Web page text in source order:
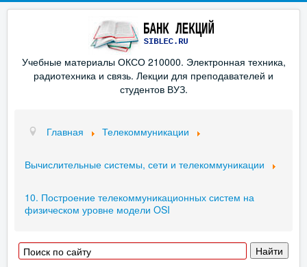
Учебные материалы ОКСО 210000. Электронная техника,
радиотехника и связь. Лекции для преподавателей и
студентов ВУЗ.
Главная Телекоммуникации
Вычислительные системы, сети и телекоммуникации
10. Построение телекоммуникационных систем на
физическом уровне модели OSI